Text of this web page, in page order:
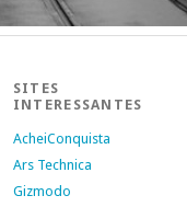
SITES
INTERESSANTES
AcheiConquista
Ars Technica
Gizmodo